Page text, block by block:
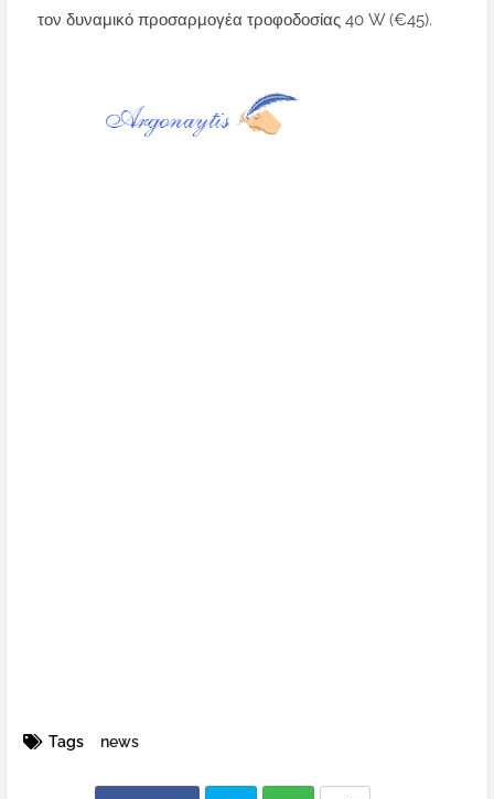
τον δυναμικό προσαρμογέα τροφοδοσίας 40 W (€45).
Tags news